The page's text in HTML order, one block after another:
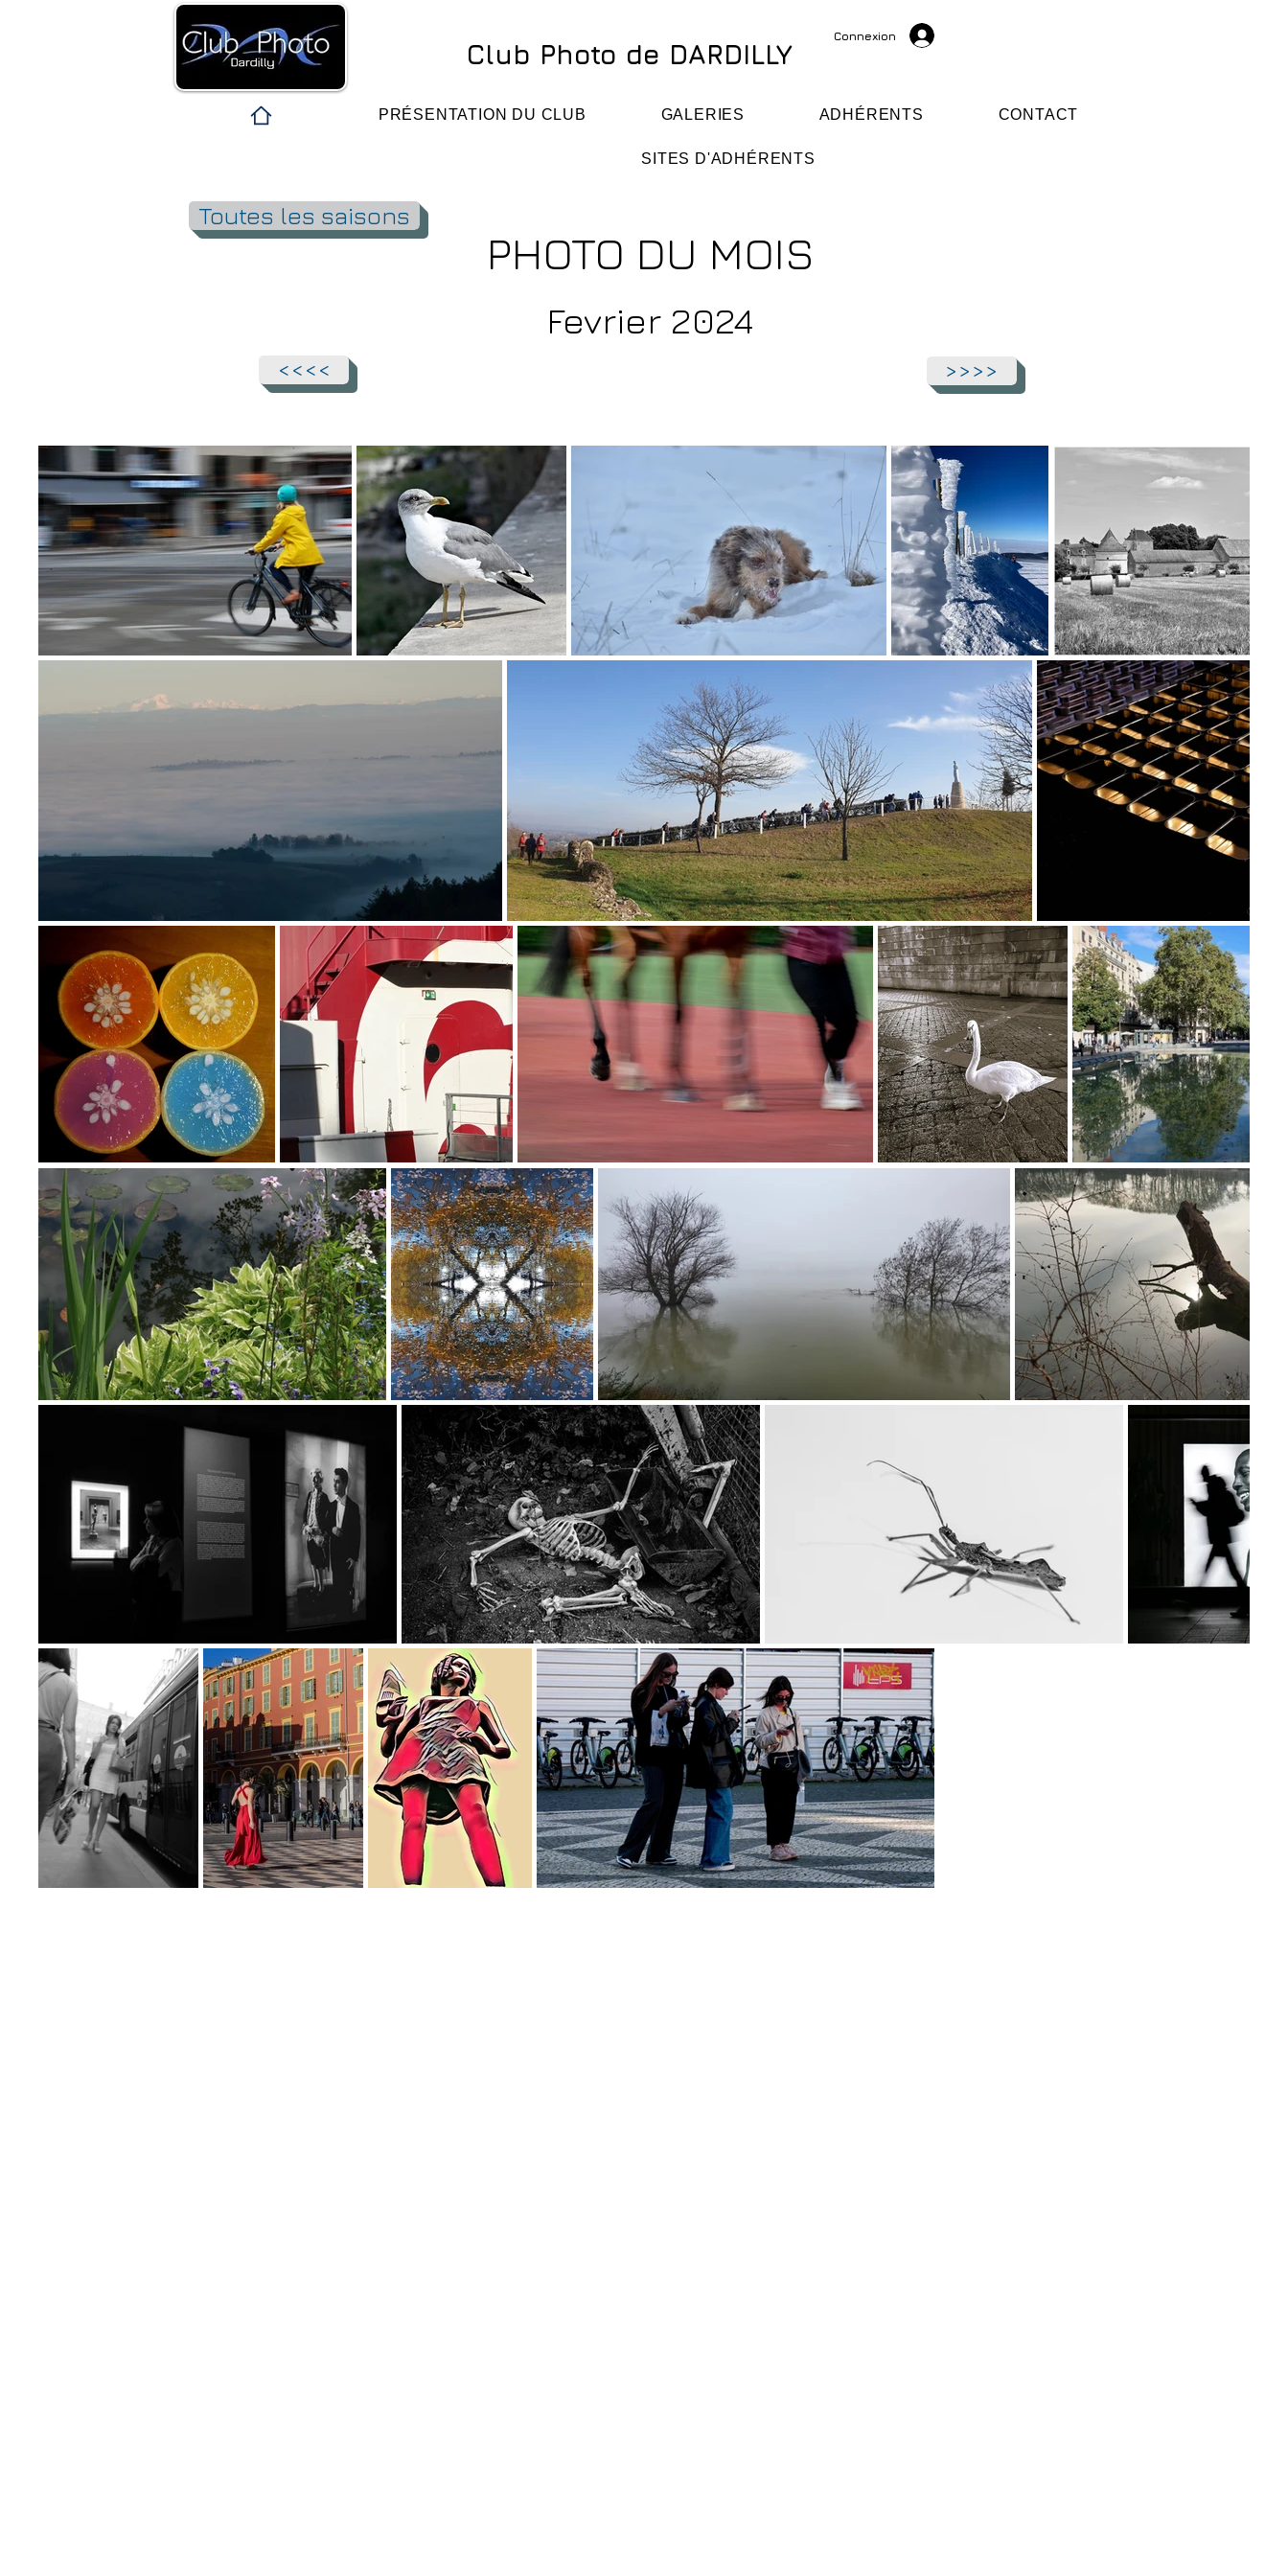
Club Photo de DARDILLY
Connexion
PRÉSENTATION DU CLUB GALERIES ADHÉRENTS CONTACT
SITES D'ADHÉRENTS
Toutes les saisons
PHOTO DU MOIS
Fevrier 2024
<<<< >>>>